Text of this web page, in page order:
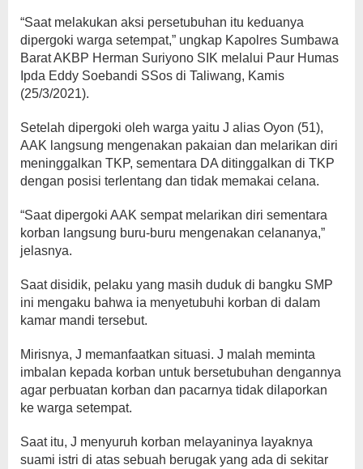
“Saat melakukan aksi persetubuhan itu keduanya
dipergoki warga setempat,” ungkap Kapolres Sumbawa
Barat AKBP Herman Suriyono SIK melalui Paur Humas
Ipda Eddy Soebandi SSos di Taliwang, Kamis
(25/3/2021).
Setelah dipergoki oleh warga yaitu J alias Oyon (51),
AAK langsung mengenakan pakaian dan melarikan diri
meninggalkan TKP, sementara DA ditinggalkan di TKP
dengan posisi terlentang dan tidak memakai celana.
“Saat dipergoki AAK sempat melarikan diri sementara
korban langsung buru-buru mengenakan celananya,”
jelasnya.
Saat disidik, pelaku yang masih duduk di bangku SMP
ini mengaku bahwa ia menyetubuhi korban di dalam
kamar mandi tersebut.
Mirisnya, J memanfaatkan situasi. J malah meminta
imbalan kepada korban untuk bersetubuhan dengannya
agar perbuatan korban dan pacarnya tidak dilaporkan
ke warga setempat.
Saat itu, J menyuruh korban melayaninya layaknya
suami istri di atas sebuah berugak yang ada di sekitar